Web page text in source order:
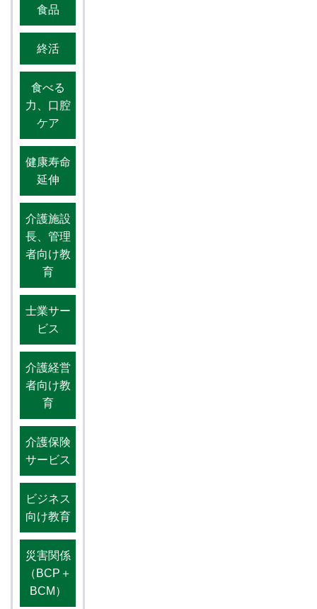
食品
終活
食べる
力、口腔
ケア
健康寿命
延伸
介護施設
長、管理
者向け教
育
士業サー
ビス
介護経営
者向け教
育
介護保険
サービス
ビジネス
向け教育
災害関係
（BCP＋
BCM）